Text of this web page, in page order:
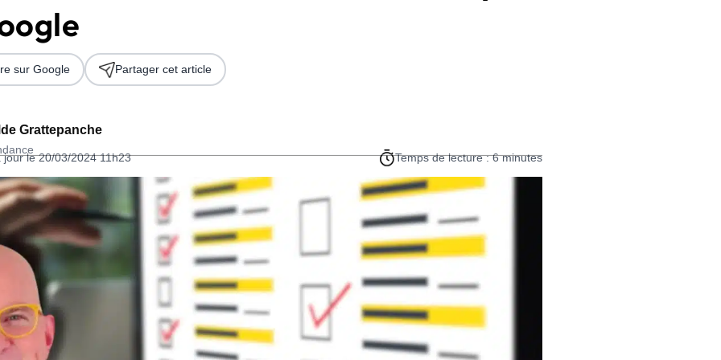
Grattepanche
jour le 20/03/2024 11h23 Temps de lecture : 6 minutes
sur Google Partager cet article